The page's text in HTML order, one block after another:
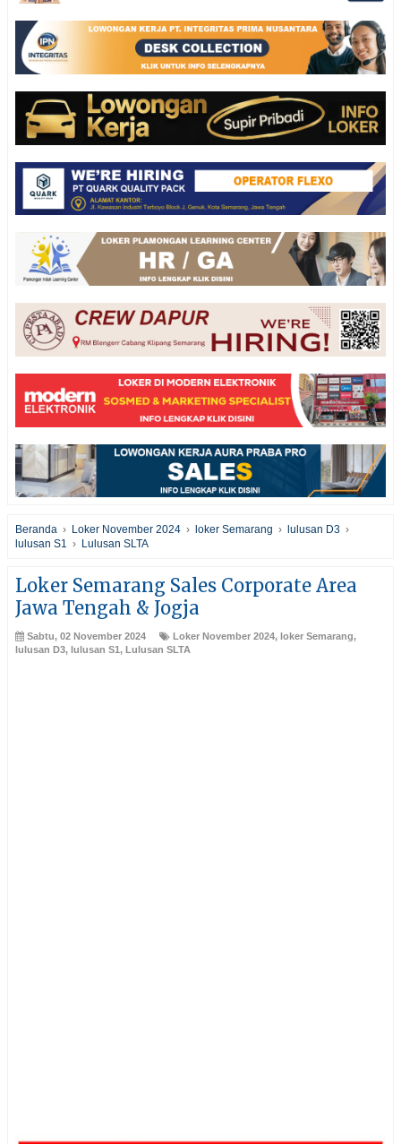
Beranda › Loker November 2024 › loker Semarang › lulusan D3 ›
lulusan S1 › Lulusan SLTA
Loker Semarang Sales Corporate Area
Jawa Tengah & Jogja
Sabtu, 02 November 2024 Loker November 2024, loker Semarang,
lulusan D3, lulusan S1 , Lulusan SLTA